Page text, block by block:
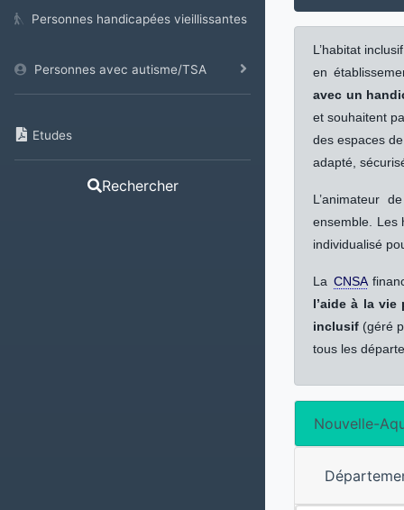
Personnes handicapées vieillissantes
Personnes avec autisme/TSA
Etudes
Rechercher
L’habitat
en
avec un
et souhaitent
des espaces
adapté,
L’animateur
ensemble. Les
individualisé
La CNSA
l’aide à la vie
inclusif (géré
tous les
Nouvelle-